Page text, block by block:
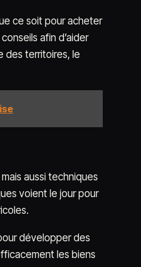
ce soit pour acheter
afin d’aider
des territoires, le
aussi techniques
voient le jour pour
développer des
les biens